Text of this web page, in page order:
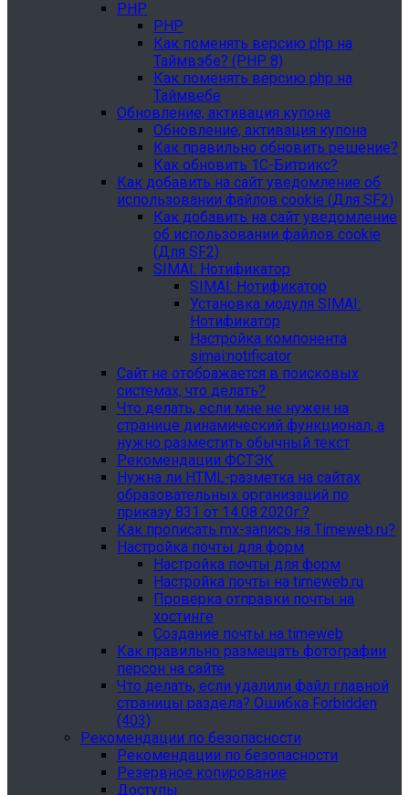
PHP
PHP
Как поменять версию php на
Таймвэбе? (PHP 8)
Как поменять версию php на
Таймвебе
Обновление, активация купона
Обновление, активация купона
Как правильно обновить решение?
Как обновить 1С-Битрикс?
Как добавить на сайт уведомление об
использовании файлов cookie (Для SF2)
Как добавить на сайт уведомление
об использовании файлов cookie
(Для SF2)
SIMAI: Нотификатор
SIMAI: Нотификатор
Установка модуля SIMAI:
Нотификатор
Настройка компонента
simai:notificator
Сайт не отображается в поисковых
системах, что делать?
Что делать, если мне не нужен на
странице динамический функционал, а
нужно разместить обычный текст
Рекомендации ФСТЭК
Нужна ли HTML-разметка на сайтах
образовательных организаций по
приказу 831 от 14.08.2020г.?
Как прописать mx-запись на Timeweb.ru?
Настройка почты для форм
Настройка почты для форм
Настройка почты на timeweb.ru
Проверка отправки почты на
хостинге
Создание почты на timeweb
Как правильно размещать фотографии
персон на сайте
Что делать, если удалили файл главной
страницы раздела? Ошибка Forbidden
(403)
Рекомендации по безопасности
Рекомендации по безопасности
Резервное копирование
Доступы